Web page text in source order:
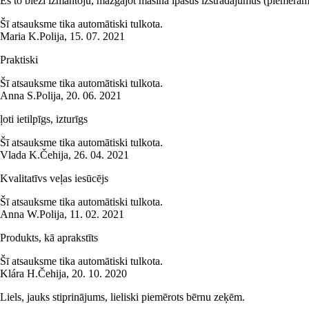
Šī atsauksme tika automātiski tulkota.
Maria K.Polija, 15. 07. 2021
Praktiski
Šī atsauksme tika automātiski tulkota.
Anna S.Polija, 20. 06. 2021
ļoti ietilpīgs, izturīgs
Šī atsauksme tika automātiski tulkota.
Vlada K.Čehija, 26. 04. 2021
Kvalitatīvs veļas iesūcējs
Šī atsauksme tika automātiski tulkota.
Anna W.Polija, 11. 02. 2021
Produkts, kā aprakstīts
Šī atsauksme tika automātiski tulkota.
Klára H.Čehija, 20. 10. 2020
Liels, jauks stiprinājums, lieliski piemērots bērnu zeķēm.